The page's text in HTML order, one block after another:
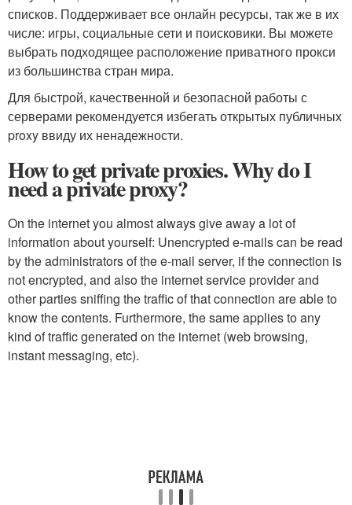
списков. Поддерживает все онлайн ресурсы, так же в их
числе: игры, социальные сети и поисковики. Вы можете
выбрать подходящее расположение приватного прокси
из большинства стран мира.
Для быстрой, качественной и безопасной работы с
серверами рекомендуется избегать открытых публичных
proxy ввиду их ненадежности.
How to get private proxies. Why do I
need a private proxy?
On the internet you almost always give away a lot of
information about yourself: Unencrypted e-mails can be read
by the administrators of the e-mail server, if the connection is
not encrypted, and also the internet service provider and
other parties sniffing the traffic of that connection are able to
know the contents. Furthermore, the same applies to any
kind of traffic generated on the internet (web browsing,
instant messaging, etc).